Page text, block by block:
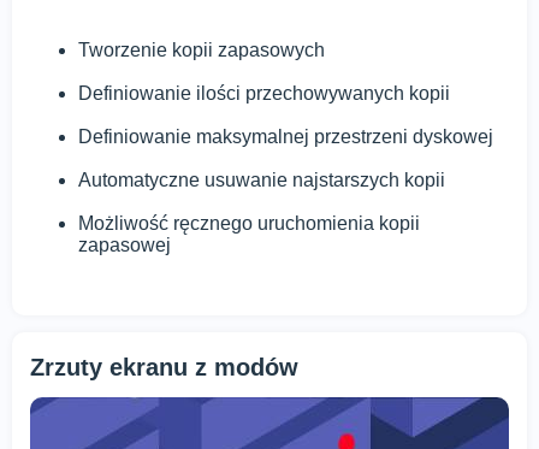
Tworzenie kopii zapasowych
Definiowanie ilości przechowywanych kopii
Definiowanie maksymalnej przestrzeni dyskowej
Automatyczne usuwanie najstarszych kopii
Możliwość ręcznego uruchomienia kopii
zapasowej
Zrzuty ekranu z modów